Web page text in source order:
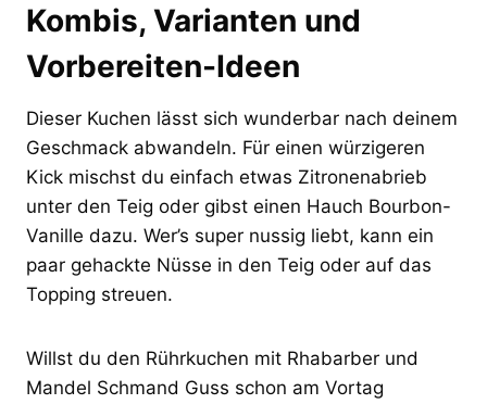
Kombis, Varianten und
Vorbereiten-Ideen
Dieser Kuchen lässt sich wunderbar nach deinem
Geschmack abwandeln. Für einen würzigeren
Kick mischst du einfach etwas Zitronenabrieb
unter den Teig oder gibst einen Hauch Bourbon-
Vanille dazu. Wer’s super nussig liebt, kann ein
paar gehackte Nüsse in den Teig oder auf das
Topping streuen.
Willst du den Rührkuchen mit Rhabarber und
Mandel Schmand Guss schon am Vortag